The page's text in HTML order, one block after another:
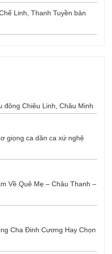
Linh, Thanh Tuyền bản
đông Chiêu Linh, Châu Minh
giọng ca dân ca xứ nghệ
Về Quê Mẹ – Châu Thanh –
Cha Đinh Cương Hay Chọn